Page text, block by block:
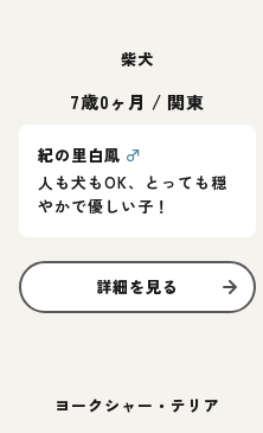
柴犬
7歳0ヶ月 / 関東
紀の里白鳳 ♂
人も犬もOK、とっても穏
やかで優しい子！
詳細を見る
ヨークシャー・テリア